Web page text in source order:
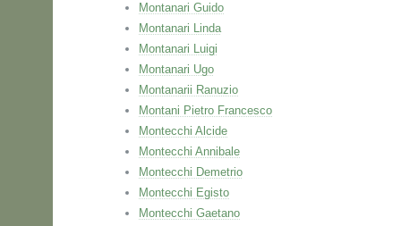
Montanari Guido
Montanari Linda
Montanari Luigi
Montanari Ugo
Montanarii Ranuzio
Montani Pietro Francesco
Montecchi Alcide
Montecchi Annibale
Montecchi Demetrio
Montecchi Egisto
Montecchi Gaetano